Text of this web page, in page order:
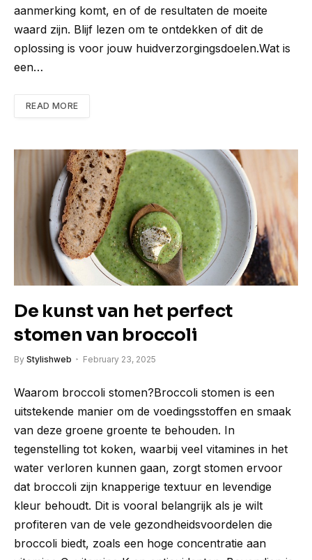
aanmerking komt, en of de resultaten de moeite
waard zijn. Blijf lezen om te ontdekken of dit de
oplossing is voor jouw huidverzorgingsdoelen.Wat is
een…
READ MORE
De kunst van het perfect
stomen van broccoli
By Stylishweb February 23, 2025
Waarom broccoli stomen?Broccoli stomen is een
uitstekende manier om de voedingsstoffen en smaak
van deze groene groente te behouden. In
tegenstelling tot koken, waarbij veel vitamines in het
water verloren kunnen gaan, zorgt stomen ervoor
dat broccoli zijn knapperige textuur en levendige
kleur behoudt. Dit is vooral belangrijk als je wilt
profiteren van de vele gezondheidsvoordelen die
broccoli biedt, zoals een hoge concentratie aan